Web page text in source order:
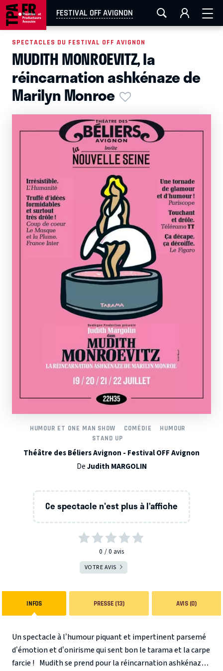
FESTIVAL OFF AVIGNON
AIX-MARSEILLE AURAY CAEN LA ROCHELLE
EN TOURNÉE
SPECTACLES DU FESTIVAL OFF AVIGNON
MUDITH MONROEVITZ, la
réincarnation ashkénaze de
Marilyn Monroe
HUMOUR ET ONE MAN SHOW COMÉDIE
HUMOUR
STAND UP
Théâtre des Béliers Avignon - Festival OFF Avignon
DeJudith MARGOLIN
Ce spectacle n'est plus à l’affiche
0 0 avis
VOTRE AVIS
INFOS PRESSE (13) AVIS (0)
Un spectacle à l’humour piquant et impertinent parsemé
d’émotion et d’onirisme qui sent bon le tarama et la carpe
farcie ! Mudith se prend pour la réincarnation ashkénaze